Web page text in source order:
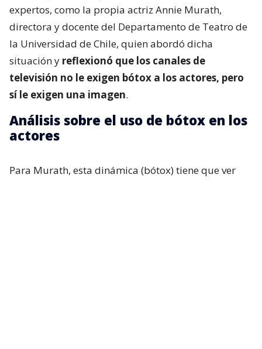
expertos, como la propia actriz Annie Murath,
directora y docente del Departamento de Teatro de
la Universidad de Chile, quien abordó dicha
situación y reflexionó que los canales de
televisión no le exigen bótox a los actores, pero
sí le exigen una imagen.
Análisis sobre el uso de bótox en los
actores
Para Murath, esta dinámica (bótox) tiene que ver